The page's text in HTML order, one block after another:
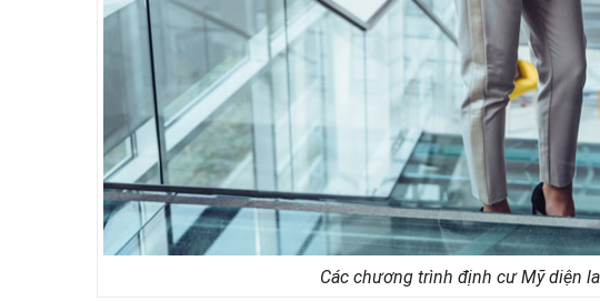
Các chương trình định cư Mỹ diện